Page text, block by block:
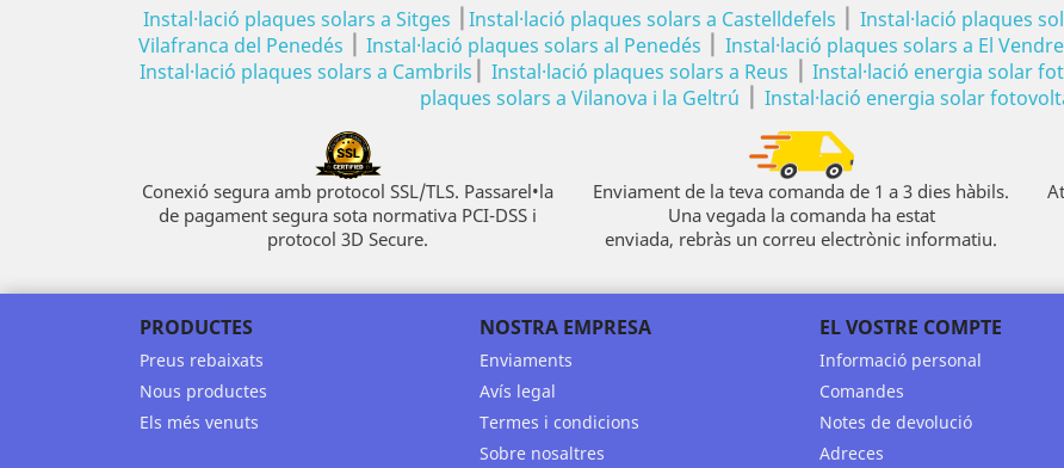
Instal·lació plaques solars a Sitges | Instal·lació plaques solars a Castelldefels | Instal·lació plaques
Vilafranca del Penedés | Instal·lació plaques solars al Penedés | Instal·lació plaques solars a El
Instal·lació plaques solars a Cambrils | Instal·lació plaques solars a Reus | Instal·lació energia solar
plaques solars a Vilanova i la Geltrú | Instal·lació energia solar
Conexió segura amb protocol SSL/TLS. Passarel•la
de pagament segura sota normativa PCI-DSS i
protocol 3D Secure.
Enviament de la teva comanda de 1 a 3 dies hàbils.
Una vegada la comanda ha estat
enviada, rebràs un correu electrònic informatiu.
PRODUCTES
Preus rebaixats
Nous productes
Els més venuts
NOSTRA EMPRESA
Enviaments
Avís legal
Termes i condicions
Sobre nosaltres
EL VOSTRE COMPTE
Informació personal
Comandes
Notes de devolució
Adreces